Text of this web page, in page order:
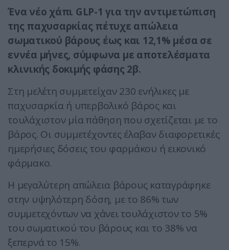
Ένα νέο χάπι GLP-1 για την αντιμετώπιση
της παχυσαρκίας πέτυχε απώλεια
σωματικού βάρους έως και 12,1% μέσα σε
εννέα μήνες, σύμφωνα με αποτελέσματα
κλινικής δοκιμής φάσης 2β.
Στη μελέτη συμμετείχαν 230 ενήλικες με
παχυσαρκία ή υπερβολικό βάρος και
τουλάχιστον μία πάθηση που σχετίζεται με το
βάρος. Οι συμμετέχοντες έλαβαν διαφορετικές
ημερήσιες δόσεις του φαρμάκου ή εικονικό
φάρμακο.
Η μεγαλύτερη απώλεια βάρους καταγράφηκε
στην υψηλότερη δόση, με το 86% των
συμμετεχόντων να χάνει τουλάχιστον το 5%
του σωματικού του βάρους και το 38% να
ξεπερνά το 15%.